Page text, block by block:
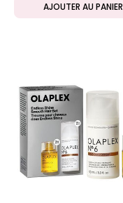
AJOUTER AU PANIER